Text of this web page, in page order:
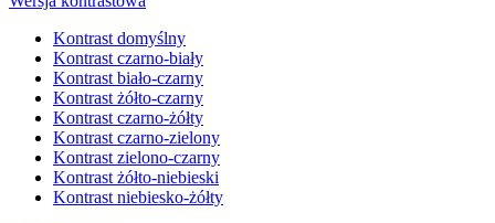
Kontrast domyślny
Kontrast czarno-biały
Kontrast biało-czarny
Kontrast żółto-czarny
Kontrast czarno-żółty
Kontrast czarno-zielony
Kontrast zielono-czarny
Kontrast żółto-niebieski
Kontrast niebiesko-żółty